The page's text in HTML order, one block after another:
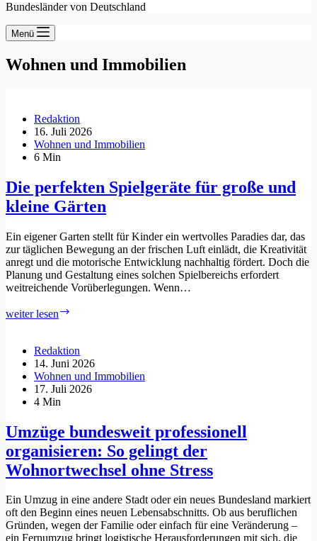
Bundesländer von Deutschland
Menü
Wohnen und Immobilien
Redaktion
16. Juli 2026
Wohnen und Immobilien
6 Min
Die perfekten Spielgeräte für große und
kleine Gärten
Ein eigener Garten stellt für Kinder ein wertvolles Paradies dar, das
zur täglichen Bewegung an der frischen Luft einlädt, die Kreativität
anregt und die motorische Entwicklung nachhaltig fördert. Doch die
Planung und Gestaltung eines solchen Spielbereichs erfordert
weitreichende Vorüberlegungen. Wenn…
weiter lesen
für
große
und
kleine
Redaktion
14. Juni 2026
Wohnen und Immobilien
17. Juli 2026
4 Min
Umzüge bundesweit professionell
organisieren: So gelingt der
Wohnortwechsel ohne Stress
Ein Umzug in eine andere Stadt oder ein neues Bundesland markiert
oft den Beginn eines neuen Lebensabschnitts. Ob aus beruflichen
Gründen, wegen der Familie oder einfach für eine Veränderung –
ein Fernumzug bringt logistische Herausforderungen mit sich, die